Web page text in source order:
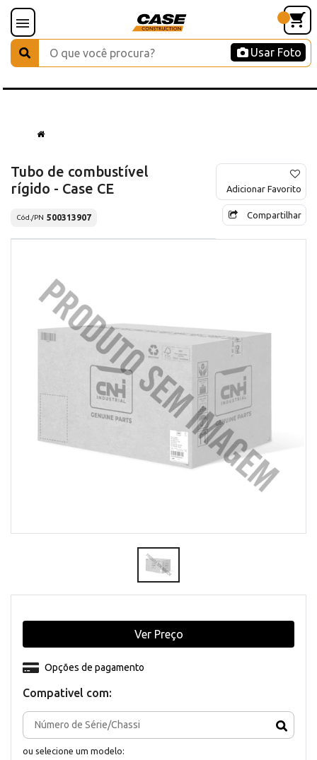
Usar Foto
Tubo de combustível
rígido - Case CE
Cód./PN 500313907
Adicionar Favorito
Compartilhar
Compativel com:
ou selecione um modelo:
Opções de pagamento
Ver Preço